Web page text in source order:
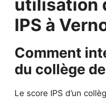
utilisation
IPS à
Comment
du collège
Le score IPS d’un